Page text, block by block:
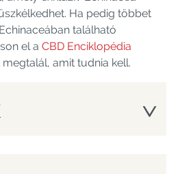
Ha pedig többet
található
el a CBD Enciklopédia
amit tudnia kell.